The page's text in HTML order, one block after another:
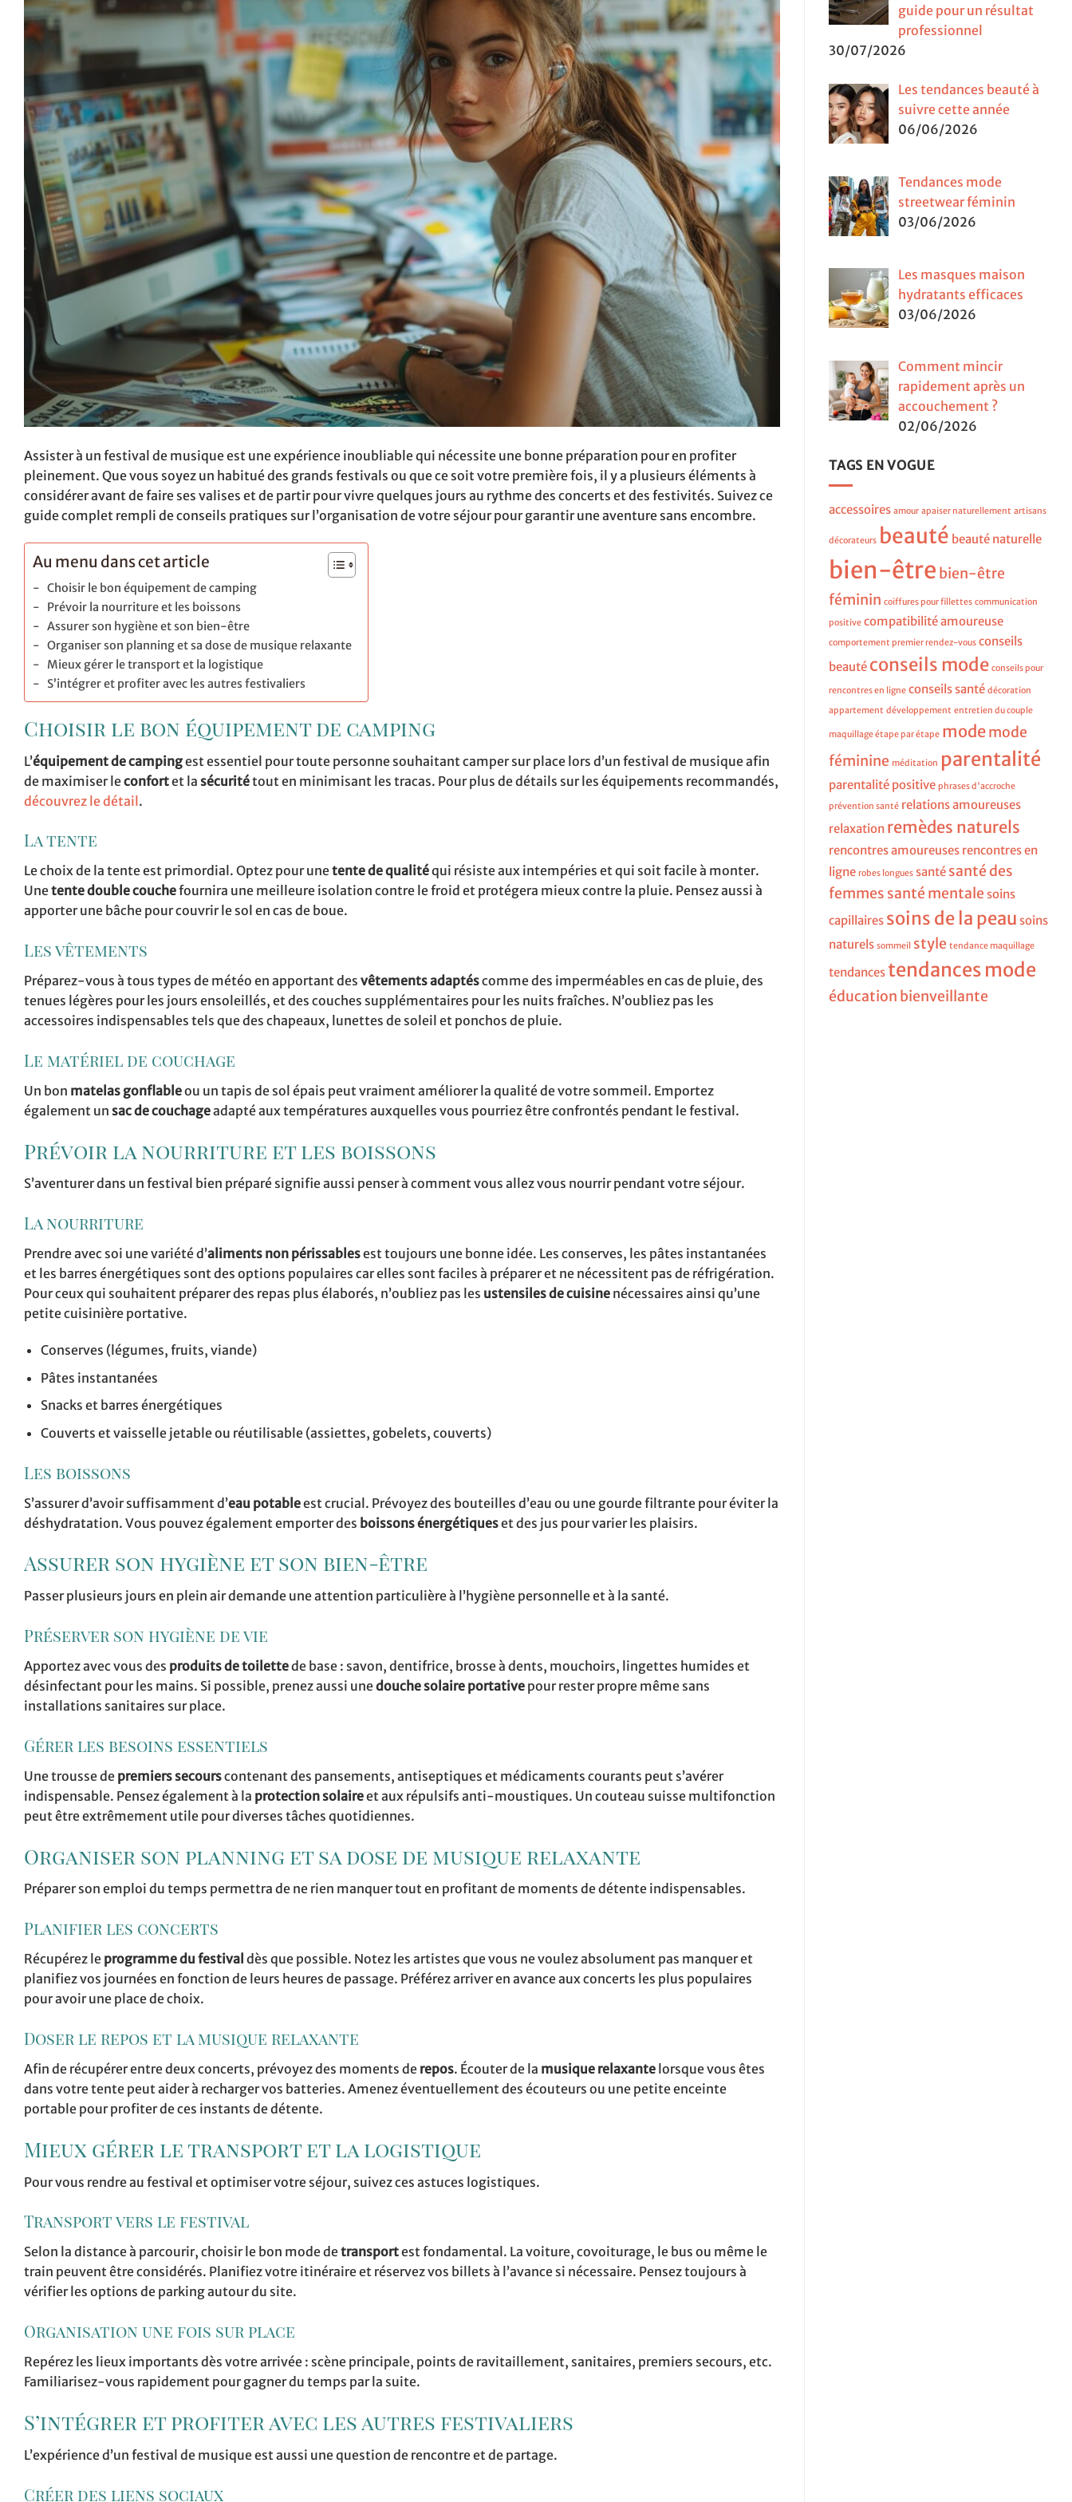
Assister à un festival de musique est une expérience inoubliable qui nécessite une bonne préparation pour en profiter
pleinement. Que vous soyez un habitué des grands festivals ou que ce soit votre première fois, il y a plusieurs éléments à
considérer avant de faire ses valises et de partir pour vivre quelques jours au rythme des concerts et des festivités. Suivez ce
guide complet rempli de conseils pratiques sur l’organisation de votre séjour pour garantir une aventure sans encombre.
Au menu dans cet article
Choisir le bon équipement de camping
Prévoir la nourriture et les boissons
Assurer son hygiène et son bien-être
Organiser son planning et sa dose de musique relaxante
Mieux gérer le transport et la logistique
S’intégrer et profiter avec les autres festivaliers
Choisir le bon équipement de camping
L’équipement de campingest essentiel pour toute personne souhaitant camper sur place lors d’un festival de musique afin
de maximiser leconfortet la sécuritétout en minimisant les tracas. Pour plus de détails sur les équipements recommandés,
découvrez le détail.
La tente
Le choix de la tente est primordial. Optez pour unetente de qualitéqui résiste aux intempéries et qui soit facile à monter.
Unetente double couchefournira une meilleure isolation contre le froid et protégera mieux contre la pluie. Pensez aussi à
apporter une bâche pour couvrir le sol en cas de boue.
Les vêtements
Préparez-vous à tous types de météo en apportant des vêtements adaptéscomme des imperméables en cas de pluie, des
tenues légères pour les jours ensoleillés, et des couches supplémentaires pour les nuits fraîches. N’oubliez pas les
accessoires indispensables tels que des chapeaux, lunettes de soleil et ponchos de pluie.
Le matériel de couchage
Un bon matelas gonflableou un tapis de sol épais peut vraiment améliorer la qualité de votre sommeil. Emportez
également un sac de couchageadapté aux températures auxquelles vous pourriez être confrontés pendant le festival.
Prévoir la nourriture et les boissons
S’aventurer dans un festival bien préparé signifie aussi penser à comment vous allez vous nourrir pendant votre séjour.
La nourriture
Prendre avec soi une variété d’aliments non périssablesest toujours une bonne idée. Les conserves, les pâtes instantanées
et les barres énergétiques sont des options populaires car elles sont faciles à préparer et ne nécessitent pas de réfrigération.
Pour ceux qui souhaitent préparer des repas plus élaborés, n’oubliez pas les ustensiles de cuisine nécessaires ainsi qu’une
petite cuisinière portative.
Conserves (légumes, fruits, viande)
Pâtes instantanées
Snacks et barres énergétiques
Couverts et vaisselle jetable ou réutilisable (assiettes, gobelets, couverts)
Les boissons
S’assurer d’avoir suffisamment d’eau potableest crucial. Prévoyez des bouteilles d’eau ou une gourde filtrante pour éviter la
déshydratation. Vous pouvez également emporter des boissons énergétiqueset des jus pour varier les plaisirs.
Assurer son hygiène et son bien-être
Passer plusieurs jours en plein air demande une attention particulière à l’hygiène personnelle et à la santé.
Préserver son hygiène de vie
Apportez avec vous des produits de toilettede base : savon, dentifrice, brosse à dents, mouchoirs, lingettes humides et
désinfectant pour les mains. Si possible, prenez aussi unedouche solaire portative pour rester propre même sans
installations sanitaires sur place.
Gérer les besoins essentiels
Une trousse de premiers secourscontenant des pansements, antiseptiques et médicaments courants peut s’avérer
indispensable. Pensez également à la protection solaireet aux répulsifs anti-moustiques. Un couteau suisse multifonction
peut être extrêmement utile pour diverses tâches quotidiennes.
Organiser son planning et sa dose de musique relaxante
Préparer son emploi du temps permettra de ne rien manquer tout en profitant de moments de détente indispensables.
Planifier les concerts
Récupérez le programme du festival dès que possible. Notez les artistes que vous ne voulez absolument pas manquer et
planifiez vos journées en fonction de leurs heures de passage. Préférez arriver en avance aux concerts les plus populaires
pour avoir une place de choix.
Doser le repos et la musique relaxante
Afin de récupérer entre deux concerts, prévoyez des moments de repos. Écouter de la musique relaxante lorsque vous êtes
dans votre tente peut aider à recharger vos batteries. Amenez éventuellement des écouteurs ou une petite enceinte
portable pour profiter de ces instants de détente.
Mieux gérer le transport et la logistique
Pour vous rendre au festival et optimiser votre séjour, suivez ces astuces logistiques.
Transport vers le festival
Selon la distance à parcourir, choisir le bon mode detransportest fondamental. La voiture, covoiturage, le bus ou même le
train peuvent être considérés. Planifiez votre itinéraire et réservez vos billets à l’avance si nécessaire. Pensez toujours à
vérifier les options de parking autour du site.
Organisation une fois sur place
Repérez les lieux importants dès votre arrivée : scène principale, points de ravitaillement, sanitaires, premiers secours, etc.
Familiarisez-vous rapidement pour gagner du temps par la suite.
S’intégrer et profiter avec les autres festivaliers
L’expérience d’un festival de musique est aussi une question de rencontre et de partage.
Créer des liens sociaux
guide pour un résultat
professionnel
30/07/2026
Les tendances beauté à
suivre cette année
06/06/2026
Tendances mode
streetwear féminin
03/06/2026
Les masques maison
hydratants efficaces
03/06/2026
Comment mincir
rapidement après un
accouchement ?
02/06/2026
TAGS EN VOGUE
accessoires amour apaiser naturellement artisans
décorateurs beauté beauté naturelle
bien-être bien-être
féminin coiffures pour fillettes communication
positive compatibilité amoureuse
comportement premier rendez-vous conseils
beauté conseils mode conseils pour
rencontres en ligne conseils santé décoration
appartement développement entretien du couple
maquillage étape par étape modemode
féminine méditation parentalité
parentalité positive phrases d'accroche
prévention santé relations amoureuses
relaxation remèdes naturels
rencontres amoureuses rencontres en
ligne robes longues santé santé des
femmes santé mentale soins
capillaires soins de la peau soins
naturels sommeil style tendance maquillage
tendances tendances mode
éducation bienveillante